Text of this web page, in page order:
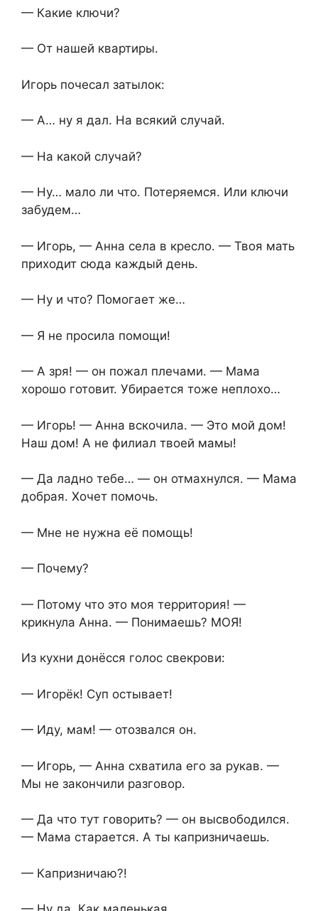
— Какие ключи?
— От нашей квартиры.
Игорь почесал затылок:
— А… ну я дал. На всякий случай.
— На какой случай?
— Ну… мало ли что. Потеряемся. Или ключи
забудем…
— Игорь, — Анна села в кресло. — Твоя мать
приходит сюда каждый день.
— Ну и что? Помогает же…
— Я не просила помощи!
— А зря! — он пожал плечами. — Мама
хорошо готовит. Убирается тоже неплохо…
— Игорь! — Анна вскочила. — Это мой дом!
Наш дом! А не филиал твоей мамы!
— Да ладно тебе… — он отмахнулся. — Мама
добрая. Хочет помочь.
— Мне не нужна её помощь!
— Почему?
— Потому что это моя территория! —
крикнула Анна. — Понимаешь? МОЯ!
Из кухни донёсся голос свекрови:
— Игорёк! Суп остывает!
— Иду, мам! — отозвался он.
— Игорь, — Анна схватила его за рукав. —
Мы не закончили разговор.
— Да что тут говорить? — он высвободился.
— Мама старается. А ты капризничаешь.
— Капризничаю?!